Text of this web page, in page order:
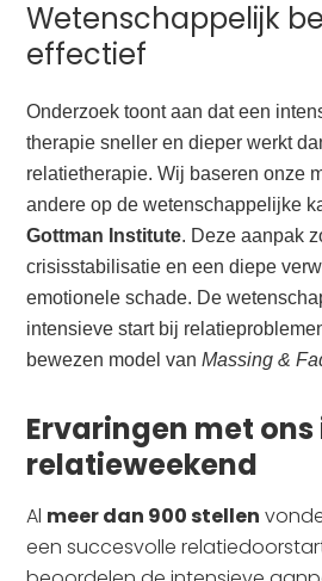
Wetenschappelijk
effectief
Onderzoek toont aan dat een
therapie sneller en dieper werkt
relatietherapie. Wij baseren onze
andere op de wetenschappelijke
Gottman Institute. Deze aanpak
crisisstabilisatie en een diepe
emotionele schade. De
intensieve start bij
bewezen model vanMassing &
Ervaringen met
relatieweekend
Al meer dan 900 stellen
een succesvolle